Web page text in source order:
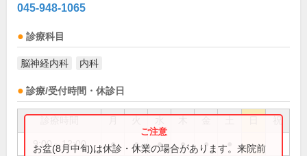
045-948-1065
診療科目
脳神経内科 内科
診療/受付時間・休診日
祝
9:00～12:00 ● ● ● ● ●
お盆(8月中旬)は休診・休業の場合があります。来院前